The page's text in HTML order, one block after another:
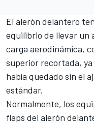
El alerón delantero
equilibrio de llevar un
carga aerodinámica,
superior recortada,
había quedado sin el
estándar.
Normalmente, los
flaps del alerón